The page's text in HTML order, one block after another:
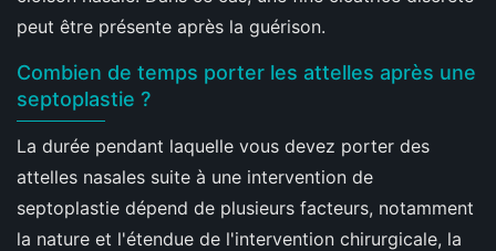
peut être présente après la guérison.
Combien de temps porter les attelles après une
septoplastie ?
La durée pendant laquelle vous devez porter des
attelles nasales suite à une intervention de
septoplastie dépend de plusieurs facteurs, notamment
la nature et l'étendue de l'intervention chirurgicale, la